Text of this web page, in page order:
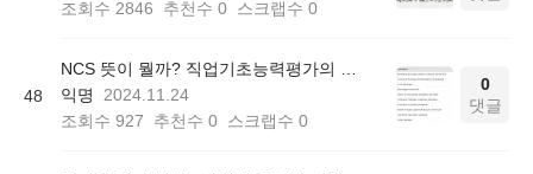
조회수 2846 추천수 0 스크랩수 0
48
익명
2024.11.24
조회수 927 추천수 0 스크랩수 0
0
댓글